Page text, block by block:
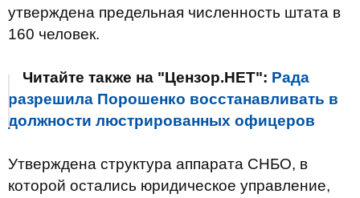
утверждена предельная численность штата в
160 человек.
Читайте также на "Цензор.НЕТ": Рада
разрешила Порошенко восстанавливать в
должности люстрированных офицеров
Утверждена структура аппарата СНБО, в
которой остались юридическое управление,